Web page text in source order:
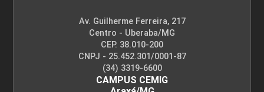
Av. Guilherme Ferreira, 217
Centro - Uberaba/MG
CEP. 38.010-200
CNPJ - 25.452.301/0001-87
(34) 3319-6600
CAMPUS CEMIG